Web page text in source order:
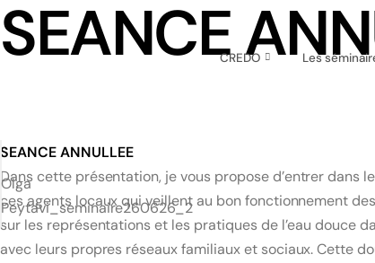
CREDO Les
SEANCE
Olga
Peytavi_seminaire260626_2
SEANCE ANNULLEE
Dans cette présentation, je vous propose d’entrer dans
ces agents locaux qui veillent au bon fonctionnement
sur les représentations et les pratiques de l’eau douce
avec leurs propres réseaux familiaux et sociaux. Cette